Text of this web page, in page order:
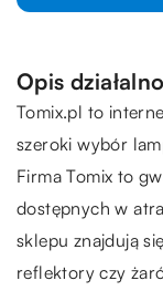
Opis
Tomix.pl to
szeroki wybór
Firma Tomix to
dostępnych w
sklepu znajdują
reflektory czy